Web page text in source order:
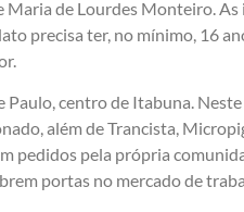
Maria de Lourdes Monteiro. As
precisa ter, no mínimo, 16
centro de Itabuna. Neste
além de Trancista,
pedidos pela própria
portas no mercado de